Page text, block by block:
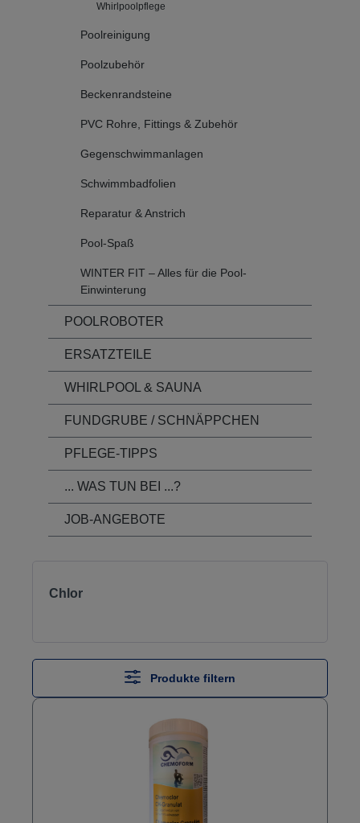
Whirlpoolpflege
Poolreinigung
Poolzubehör
Beckenrandsteine
PVC Rohre, Fittings & Zubehör
Gegenschwimmanlagen
Schwimmbadfolien
Reparatur & Anstrich
Pool-Spaß
WINTER FIT – Alles für die Pool-
Einwinterung
POOLROBOTER
ERSATZTEILE
WHIRLPOOL & SAUNA
FUNDGRUBE / SCHNÄPPCHEN
PFLEGE-TIPPS
... WAS TUN BEI ...?
JOB-ANGEBOTE
Chlor
Produkte filtern